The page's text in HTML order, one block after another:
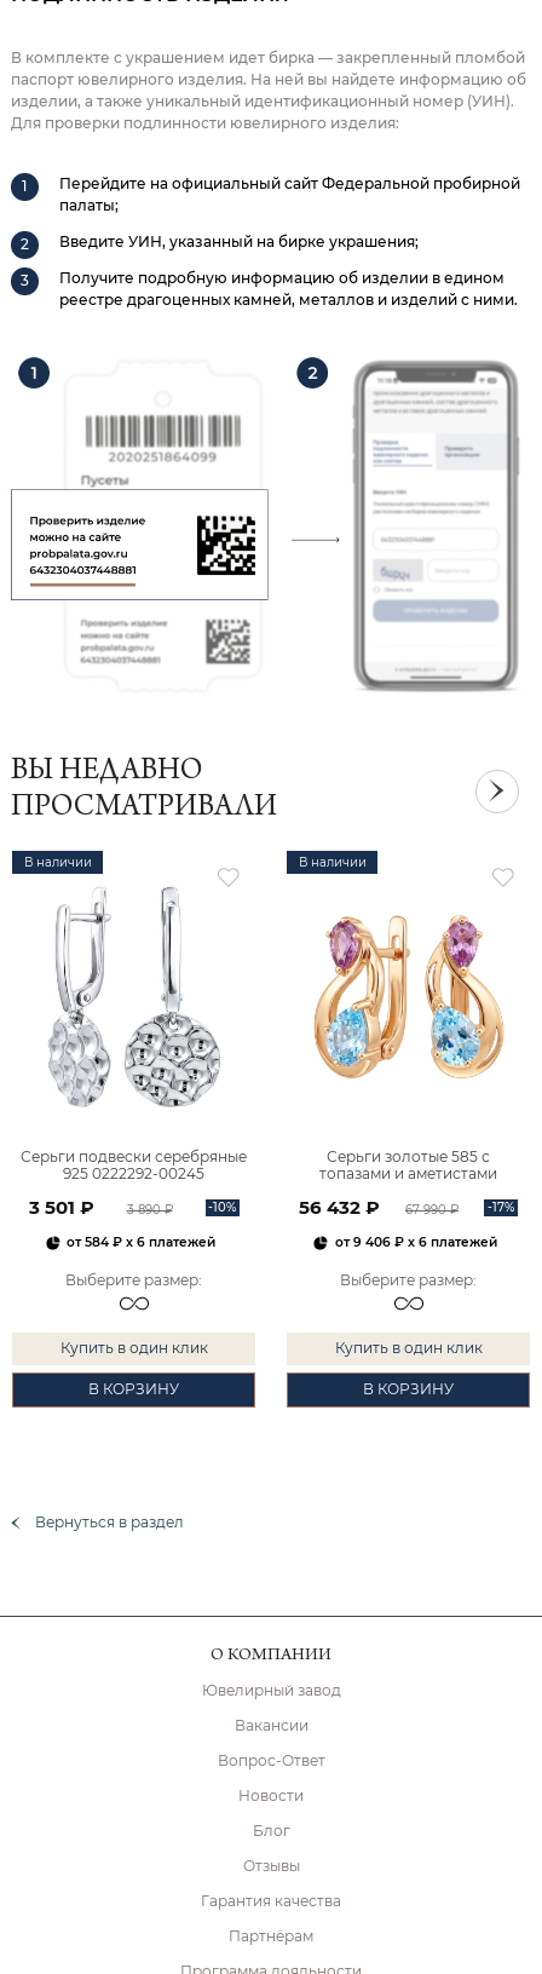
В комплекте с украшением идет бирка — закрепленный пломбой
паспорт ювелирного изделия. На ней вы найдете информацию об
изделии, а также уникальный идентификационный номер (УИН).
Для проверки подлинности ювелирного изделия:
Перейдите на официальный сайт Федеральной пробирной
палаты;
Введите УИН, указанный на бирке украшения;
Получите подробную информацию об изделии в едином
реестре драгоценных камней, металлов и изделий с ними.
ВЫ НЕДАВНО
ПРОСМАТРИВАЛИ
В наличии
Серьги подвески серебряные
925 0222292-00245
3 501 ₽ 3 890 ₽ -10%
от584 ₽ x 6 платежей
Выберите размер:
Купить в один клик
В КОРЗИНУ
В наличии
Серьги золотые 585 с
топазами и аметистами
56 432 ₽ 67 990 ₽ -17%
от9 406 ₽x 6 платежей
Выберите размер:
Купить в один клик
В КОРЗИНУ
Вернуться в раздел
О КОМПАНИИ
Ювелирный завод
Вакансии
Вопрос-Ответ
Новости
Блог
Отзывы
Гарантия качества
Партнёрам